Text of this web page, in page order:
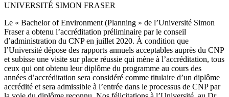
UNIVERSITÉ SIMON FRASER
Le « Bachelor of Environment (Planning » de l’Université Simon
Fraser a obtenu l’accréditation préliminaire par le conseil
d’administration du CNP en juillet 2020. À condition que
l’Université dépose des rapports annuels acceptables auprès du CNP
et subisse une visite sur place réussie qui mène à l’accréditation, tous
ceux qui ont obtenu leur diplôme du programme au cours des
années d’accréditation sera considéré comme titulaire d’un diplôme
accrédité et sera admissible à l’entrée dans le processus de CNP par